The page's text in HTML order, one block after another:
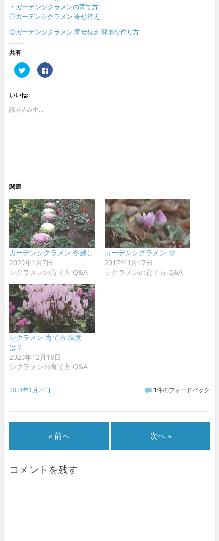
・ ガーデンシクラメンの育て方
◎ガーデンシクラメン 寄せ植え
◎ガーデンシクラメン 寄せ植え 簡単な作り方
共有:
ク
リ
ク
て
w
ン
ド
ウ
で
開
き
ま
す
)
F
a
だ
さ
い
(
新
し
い
ウ
ィ
ン
ド
ウ
で
開
ま
す
)
いいね:
読み込み中...
関連
ガーデンシクラメン 冬越し
2020年1月7日
シクラメンの育て方 Q&A
ガーデンシクラメン 雪
2017年1月17日
シクラメンの育て方 Q&A
シクラメン 育て方 温度
は？
2020年12月18日
シクラメンの育て方 Q&A
2021年1月24日 1件のフィードバック
« 前へ 次へ »
コメントを残す